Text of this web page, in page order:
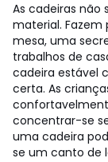
As cadeiras não
material.
mesa, uma
trabalhos de
cadeira estável
certa. As
concentrar-se
uma cadeira
se um canto de